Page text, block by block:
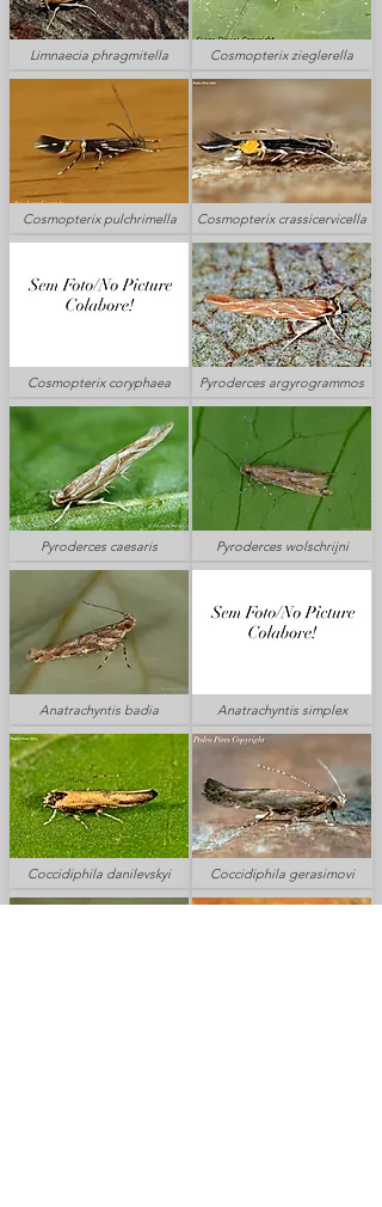
Limnaecia phragmitella
Cosmopterix pulchrimella
Cosmopterix coryphaea
Pyroderces caesaris
Anatrachyntis badia
Coccidiphila danilevskyi
Cosmopterix zieglerella
Cosmopterix crassicervicella
Pyroderces argyrogrammos
Pyroderces wolschrijni
Anatrachyntis simplex
Coccidiphila gerasimovi